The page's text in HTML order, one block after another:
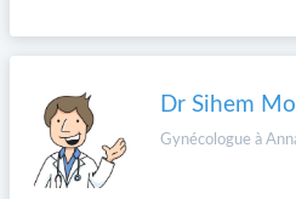
Dr Sihem
Gynécologue à